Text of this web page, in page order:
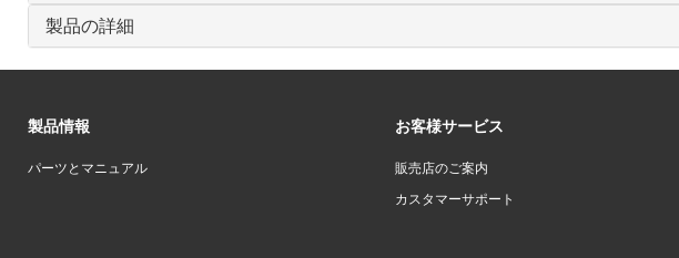
製品の詳細
製品情報
パーツとマニュアル
お客様サービス
販売店のご案内
カスタマーサポート